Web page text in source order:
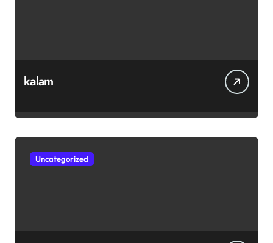
kalam
Uncategorized